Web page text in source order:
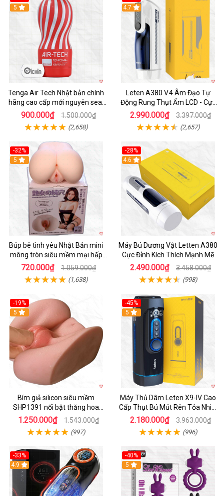
Hot
5
Tenga Air Tech Nhật bản chính
hãng cao cấp mới nguyên seal
giá tốt
900.000₫ 1.500.000₫
(2,658)
Hot
4.7
Leten A380 V.4 Âm Đạo Tự
Động Rung Thụt Ấm LCD - Cực
Phê
2.990.000₫ 3.397.000₫
(2,657)
-32%
Hot
5
Búp bê tình yêu Nhật Bản mini
mông tròn siêu mềm mại hấp
dẫn
720.000₫ 1.059.000₫
(1,638)
-28%
Hot
4.6
Máy Bú Dương Vật Letten A380
Cực Đỉnh Kích Thích Mạnh Mẽ
2.490.000₫ 3.458.000₫
(998)
-19%
Hot
5
Bím giả silicon siêu mềm
SHP1391 nổi bật thăng hoa
hoàn hảo
1.250.000₫ 1.543.000₫
(997)
-45%
Hot
5
Máy Thủ Dâm Leten X9-IV Cao
Cấp Thụt Bú Mút Rên Tỏa Nhiệt
Sạc Pin
2.180.000₫ 3.963.000₫
(996)
-33%
Hot
4.9
-40%
5